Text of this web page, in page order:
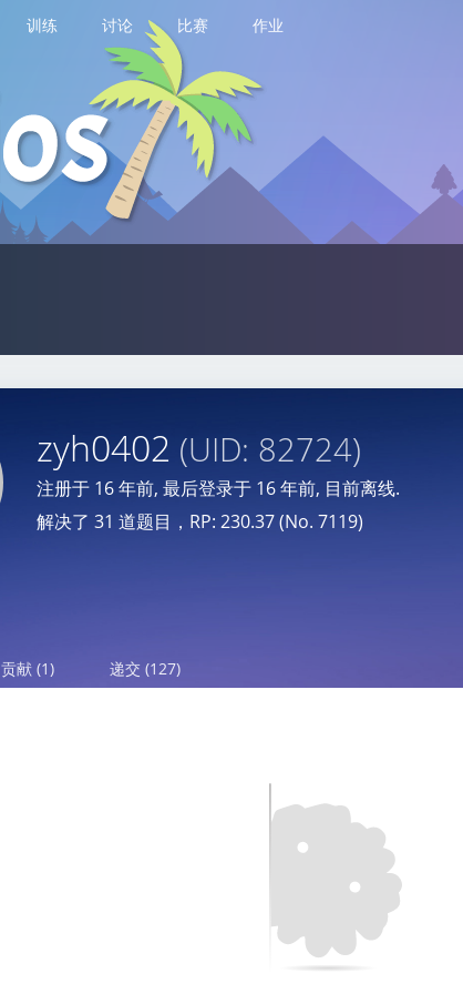
训练 讨论 比赛 作业
zyh0402 (UID: 82724)
注册于 16 年前, 最后登录于 16 年前, 目前离线.
解决了 31 道题目，RP: 230.37 (No. 7119)
贡献 (1) 递交 (127)